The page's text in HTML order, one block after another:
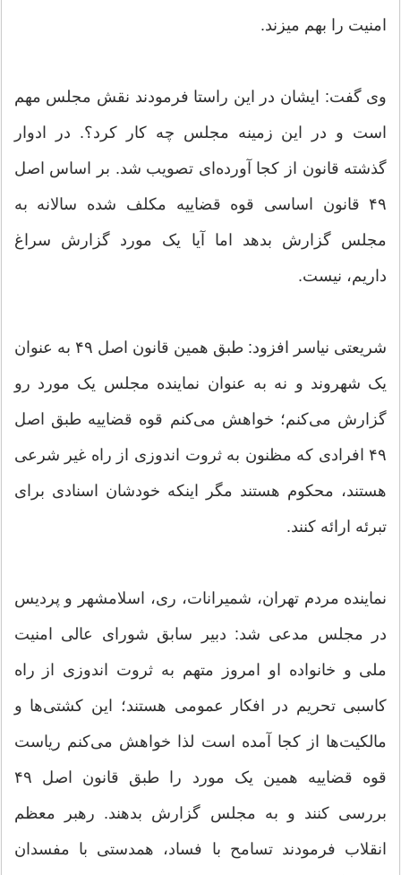
امنیت را بهم میزند.
وی گفت: ایشان در این راستا فرمودند نقش مجلس مهم
است و در این زمینه مجلس چه کار کرد؟. در ادوار
گذشته قانون از کجا آورده‌ای تصویب شد. بر اساس اصل
۴۹ قانون اساسی قوه قضاییه مکلف شده سالانه به
مجلس گزارش بدهد اما آیا یک مورد گزارش سراغ
داریم، نیست.
شریعتی نیاسر افزود: طبق همین قانون اصل ۴۹ به عنوان
یک شهروند و نه به عنوان نماینده مجلس یک مورد رو
گزارش می‌کنم؛ خواهش می‌کنم قوه قضاییه طبق اصل
۴۹ افرادی که مظنون به ثروت اندوزی از راه غیر شرعی
هستند، محکوم هستند مگر اینکه خودشان اسنادی برای
تبرئه ارائه کنند.
نماینده مردم تهران، شمیرانات، ری، اسلامشهر و پردیس
در مجلس مدعی شد: دبیر سابق شورای عالی امنیت
ملی و خانواده او امروز متهم به ثروت اندوزی از راه
کاسبی تحریم در افکار عمومی هستند؛ این کشتی‌ها و
مالکیت‌ها از کجا آمده است لذا خواهش می‌کنم ریاست
قوه قضاییه همین یک مورد را طبق قانون اصل ۴۹
بررسی کنند و به مجلس گزارش بدهند. رهبر معظم
انقلاب فرمودند تسامح با فساد، همدستی با مفسدان